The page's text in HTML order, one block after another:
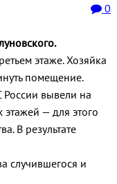
0
этаже. Хозяйка
помещение.
вывели на
этажей — для этого
В результате
случившегося и